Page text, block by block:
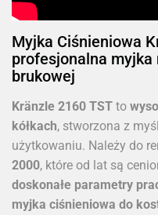
Myjka Ciśnieniowa
profesjonalna myjka
brukowej
Kränzle 2160 TST to
kółkach, stworzona z
użytkowaniu. Należy do
2000, które od lat są
doskonałe parametry
myjka ciśnieniowa do